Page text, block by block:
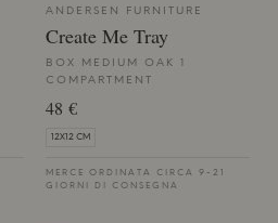
ANDERSEN FURNITURE
Create Me Tray
BOX MEDIUM OAK 1
COMPARTMENT
48 €
12X12 CM
MERCE ORDINATA CIRCA 9-21
GIORNI DI CONSEGNA